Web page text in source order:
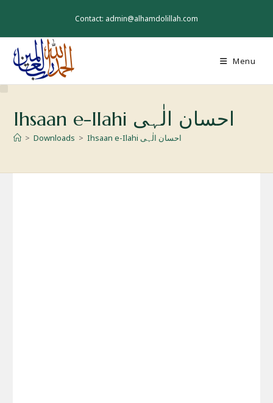
Contact: admin@alhamdolillah.com
Menu
Ihsaan e-Ilahi احسان الٰہی
> Downloads > Ihsaan e-Ilahi احسان الٰہی